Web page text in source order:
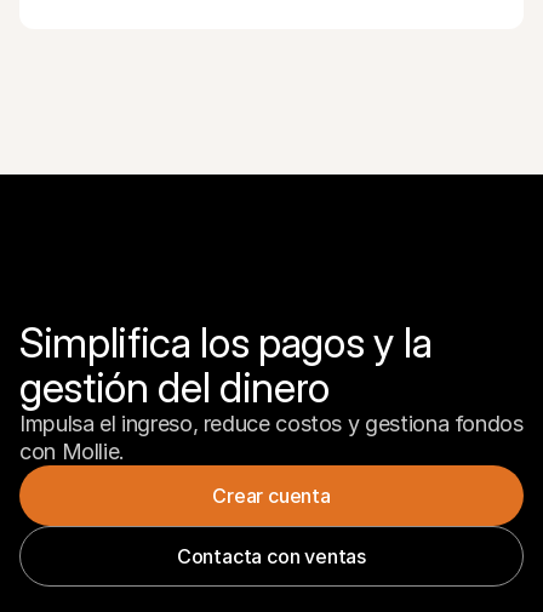
Simplifica los pagos y la
gestión del dinero
Impulsa el ingreso, reduce costos y gestiona fondos
con Mollie.
Crear cuenta
Contacta con ventas